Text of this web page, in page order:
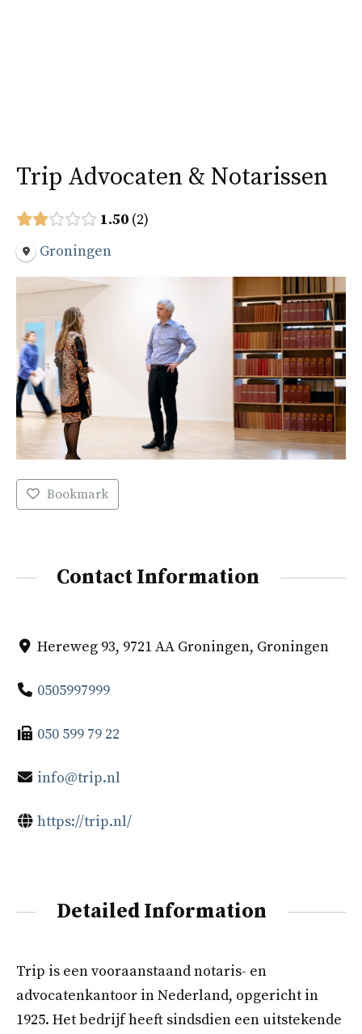
Trip Advocaten & Notarissen
1.50 2
Groningen
Bookmark
Contact Information
Hereweg 93, 9721 AA Groningen, Groningen
0505997999
050 599 79 22
info@trip.nl
https://trip.nl/
Detailed Information
Trip is een vooraanstaand notaris- en
advocatenkantoor in Nederland, opgericht in
1925. Het bedrijf heeft sindsdien een uitstekende